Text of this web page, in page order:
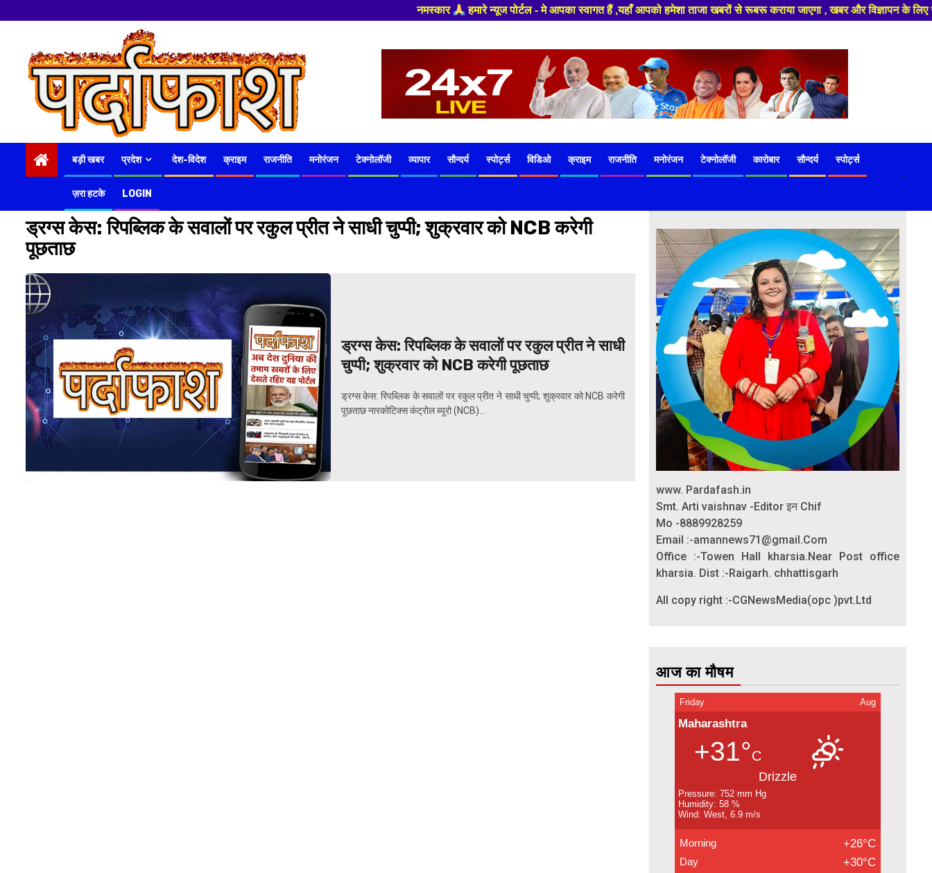
हमारे न्यूज पोर्टल - मे आपका स्वागत हैं ,यहाँ आपको हमेशा ताजा खबरों से रूबरू कराया जाएगा , खबर और विज्ञापन के लिए संपर्क करे +91
content
बड़ी खबर प्रदेश देश-विदेश क्राइम राजनीति मनोरंजन टेक्नोलॉजी व्यापार सौन्दर्य स्पोर्ट्स विडिओ क्राइम राजनीति मनोरंजन टेक्नोलॉजी कारोबार सौन्दर्य स्पोर्ट्स
ज़रा हटके LOGIN
-
ड्रग्स केस: रिपब्लिक के सवालों पर रकुल प्रीत ने साधी चुप्पी; शुक्रवार को NCB करेगी
पूछताछ
ड्रग्स केस: रिपब्लिक के सवालों पर रकुल प्रीत ने साधी
चुप्पी; शुक्रवार को NCB करेगी पूछताछ
ड्रग्स केस: रिपब्लिक के सवालों पर रकुल प्रीत ने साधी चुप्पी; शुक्रवार को NCB करेगी
पूछताछ नारकोटिक्स कंट्रोल ब्यूरो (NCB)...
www. Pardafash.in
Smt. Arti vaishnav -Editor इन Chif
Mo -8889928259
Email :-amannews71@gmail.Com
Office :-Towen Hall kharsia.Near Post office
kharsia. Dist :-Raigarh. chhattisgarh
All copy right :-CGNewsMedia(opc )pvt.Ltd
आज का मौषम
Friday Aug
Maharashtra
+31°C
Drizzle
Pressure: 752 mm Hg
Humidity: 58 %
Wind: West, 6.9 m/s
Morning +26°C
Day +30°C